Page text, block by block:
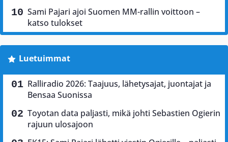
Sami Pajari ajoi Suomen MM-rallin voittoon –
katso tulokset
Luetuimmat
Ralliradio 2026: Taajuus, lähetysajat, juontajat ja
Bensaa Suonissa
Toyotan data paljasti, mikä johti Sebastien Ogierin
rajuun ulosajoon